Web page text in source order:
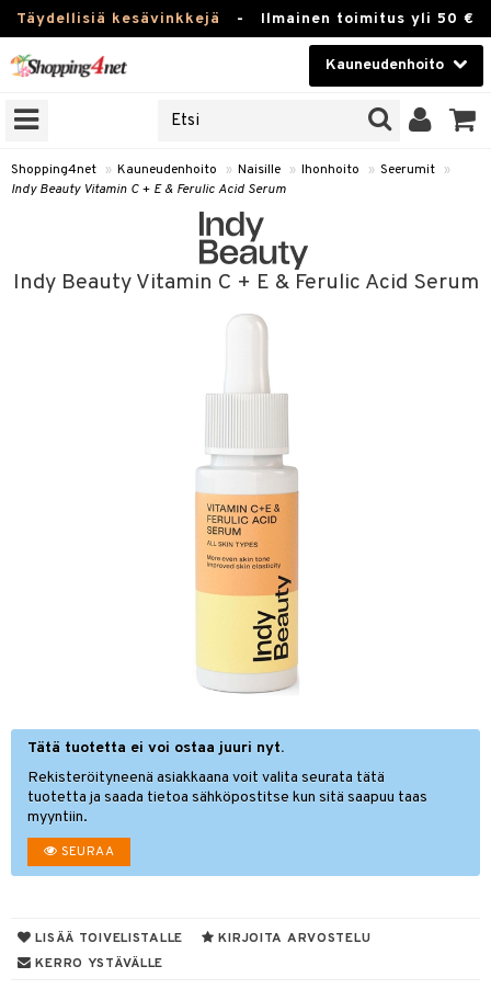
Täydellisiä kesävinkkejä - Ilmainen toimitus yli 50 €
Kauneudenhoito
Kauneudenhoito
Piilolinssit
Fitness
Shopping4net » Kauneudenhoito » Naisille » Ihonhoito » Seerumit »
Indy Beauty Vitamin C + E & Ferulic Acid Serum
Indy Beauty Vitamin C + E & Ferulic Acid Serum
Tätä tuotetta ei voi ostaa juuri nyt.
Rekisteröityneenä asiakkaana voit valita seurata tätä
tuotetta ja saada tietoa sähköpostitse kun sitä saapuu taas
myyntiin.
SEURAA
LISÄÄ TOIVELISTALLE
KIRJOITA ARVOSTELU
KERRO YSTÄVÄLLE
& Antifrizz
& Geeli
iho
Set
de cologne